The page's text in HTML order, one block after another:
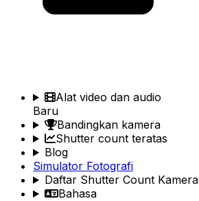
Alat video dan audio
Baru
Bandingkan kamera
Shutter count teratas
Blog
Simulator Fotografi
Daftar Shutter Count Kamera
Bahasa